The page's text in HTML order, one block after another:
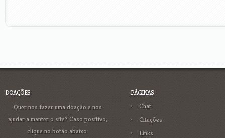
DOAÇÕES
Quer nos fazer uma doação e nos
ajudar a manter o site? Caso positivo,
clique no botão abaixo.
PÁGINAS
Chat
Citações
Links